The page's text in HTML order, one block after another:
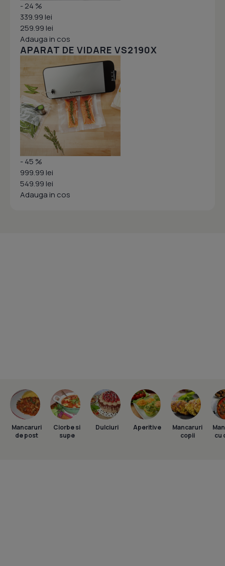
- 24 %
339.99 lei
259.99 lei
Adauga in cos
APARAT DE VIDARE VS2190X
- 45 %
999.99 lei
549.99 lei
Adauga in cos
Mancaruri
de post
Ciorbe si
supe
Dulciuri Aperitive
Mancaruri
copii
cu